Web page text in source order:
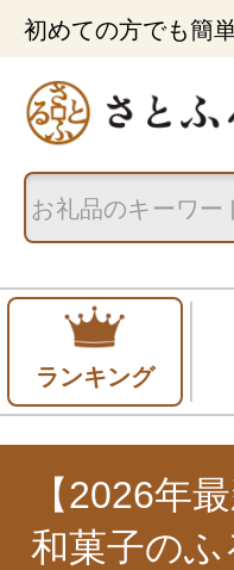
初めての方でも簡
ランキング
【2026年
和菓子の